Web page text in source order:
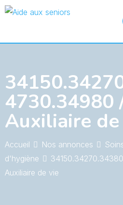
Skip
4730.34980
Auxiliaire
Accueil Nos annonces
d'hygiène
Auxiliaire de vie